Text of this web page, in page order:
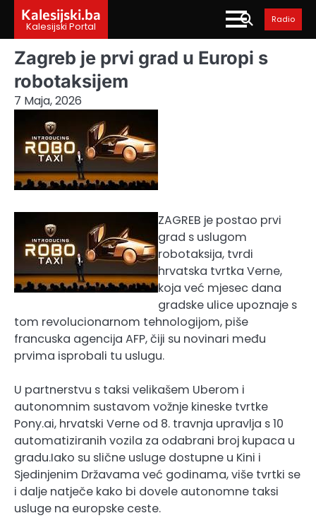
content
Kalesijski.ba
Kalesijski Portal
Radio
Zagreb je prvi grad u Europi s
robotaksijem
7 Maja, 2026
ZAGREB je postao prvi
grad s uslugom
robotaksija, tvrdi
hrvatska tvrtka Verne,
koja već mjesec dana
gradske ulice upoznaje s
tom revolucionarnom tehnologijom, piše
francuska agencija AFP, čiji su novinari među
prvima isprobali tu uslugu.
U partnerstvu s taksi velikašem Uberom i
autonomnim sustavom vožnje kineske tvrtke
Pony.ai, hrvatski Verne od 8. travnja upravlja s 10
automatiziranih vozila za odabrani broj kupaca u
gradu.Iako su slične usluge dostupne u Kini i
Sjedinjenim Državama već godinama, više tvrtki se
i dalje natječe kako bi dovele autonomne taksi
usluge na europske ceste.